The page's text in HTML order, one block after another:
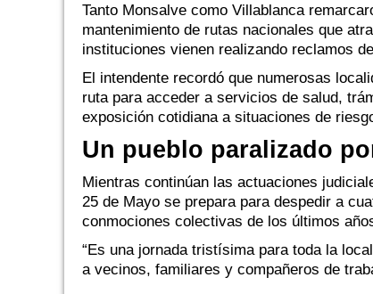
Tanto Monsalve como Villablanca
mantenimiento de rutas nacionales que
instituciones vienen realizando reclamos
El intendente recordó que numerosas
ruta para acceder a servicios de salud,
exposición cotidiana a situaciones de
Un pueblo paralizado
Mientras continúan las actuaciones
25 de Mayo se prepara para despedir a
conmociones colectivas de los últimos
“Es una jornada tristísima para toda la
a vecinos, familiares y compañeros de